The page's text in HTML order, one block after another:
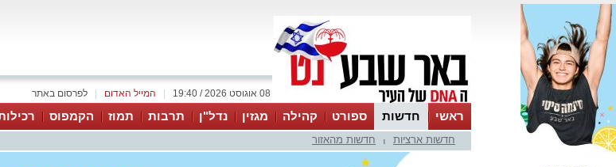
לפרסום באתר המייל האדום 08 אוגוסט 2026 / 19:40
ראשי חדשות ספורט קהילה מגזין נדל"ן תרבות תמוז הקמפוס
עסקים
טיפים והמלצותחדשות ארציות חדשות מהאזור